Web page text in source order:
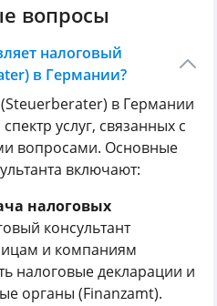
вопросы
налоговый
в Германии?
в Германии
услуг, связанных с
вопросами. Основные
включают:
налоговых
консультант
и компаниям
налоговые декларации и
органы (Finanzamt).